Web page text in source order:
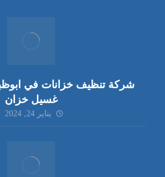
غسيل خزان
يناير 24, 2024